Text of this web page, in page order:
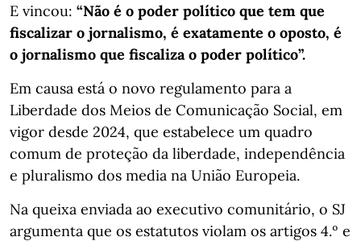
E vincou: “Não é o poder político que tem que
fiscalizar o jornalismo, é exatamente o oposto, é
o jornalismo que fiscaliza o poder político”.
Em causa está o novo regulamento para a
Liberdade dos Meios de Comunicação Social, em
vigor desde 2024, que estabelece um quadro
comum de proteção da liberdade, independência
e pluralismo dos media na União Europeia.
Na queixa enviada ao executivo comunitário, o SJ
argumenta que os estatutos violam os artigos 4.º e